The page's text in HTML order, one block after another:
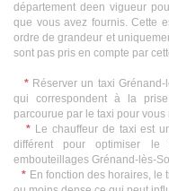
département deen vigueur
que vous avez fournis. Cette
ordre de grandeur et
sont pas pris en compte par
* Réserver un taxi
qui correspondent à la
parcourue par le taxi pour vous
* Le chauffeur de taxi est
différent pour optimiser
embouteillages Grénand-lès-
* En fonction des horaires,